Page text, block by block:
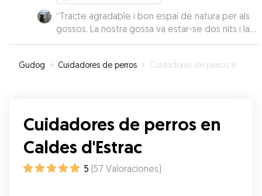
“Tracte agradable i bon espai de natura per als
gossos. La nostra gossa va estar-se dos nits i la
van cuidar molt bé. Un bon lloc on deixar-los.
Gudog » Cuidadores de perros » Cuidadores de perros en Caldes d'Estrac
Cuidadores de perros en
Caldes d'Estrac
5 (57 Valoraciones)